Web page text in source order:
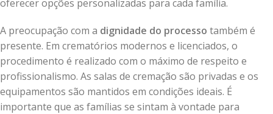
oferecer opções personalizadas para cada família.
A preocupação com a dignidade do processo também é
presente. Em crematórios modernos e licenciados, o
procedimento é realizado com o máximo de respeito e
profissionalismo. As salas de cremação são privadas e os
equipamentos são mantidos em condições ideais. É
importante que as famílias se sintam à vontade para